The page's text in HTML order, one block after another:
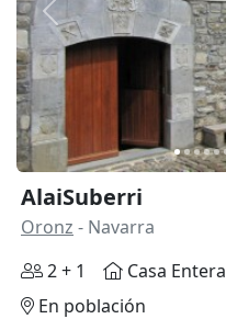
Anterior
AlaiSuberri
Oronz - Navarra
2 + 1
Casa Entera
En población